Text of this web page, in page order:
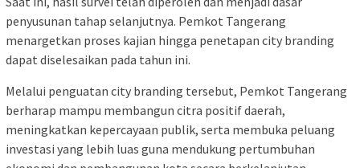
penyusunan tahap selanjutnya. Pemkot Tangerang
menargetkan proses kajian hingga penetapan city branding
dapat diselesaikan pada tahun ini.
Melalui penguatan city branding tersebut, Pemkot Tangerang
berharap mampu membangun citra positif daerah,
meningkatkan kepercayaan publik, serta membuka peluang
investasi yang lebih luas guna mendukung pertumbuhan